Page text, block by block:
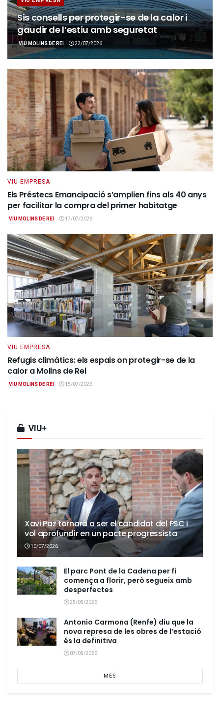
Sis consells per protegir-se de la calor i
gaudir de l’estiu amb seguretat
VIU MOLINS DE REI 22/07/2026
VIU EMPRESA
Els Préstecs Emancipació s’amplien fins als 40 anys
per facilitar la compra del primer habitatge
VIU MOLINS DE REI 17/07/2026
VIU EMPRESA
Refugis climàtics: els espais on protegir-se de la
calor a Molins de Rei
VIU MOLINS DE REI 15/07/2026
VIU+
Xavi Paz tornarà a ser el candidat del PSC i
vol aprofundir en un pacte progressista
10/07/2026
El parc Pont de la Cadena per fi
comença a florir, però segueix amb
desperfectes
25/05/2026
Antonio Carmona (Renfe) diu que la
nova represa de les obres de l’estació
és la definitiva
07/05/2026
MÉS